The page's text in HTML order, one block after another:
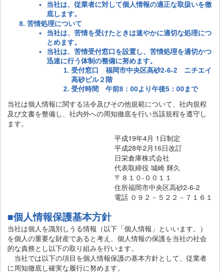
当社は、従業者に対して個人情報の適正な取扱いを徹
底します。
苦情処理について
当社は、苦情を受けたときは速やかに適切な処理につ
とめます。
当社は、苦情受付窓口を設置し、苦情処理を適切かつ
迅速に行う体制の整備に努めます。
受付窓口 福岡市中央区高砂2-6-2 ニチエイ
高砂ビル２階
受付時間 午前8：00より午後5：00まで
当社は個人情報に関する法令及びその他規範について、社内規程
及び文書を整備し、社内外への周知徹底を行い当該規程を遵守し
ます。
平成19年4月 1日制定
平成28年2月16日改訂
日栄倉庫株式会社
代表取締役 城崎 輝久
〒８１０-００１１
住所福岡市中央区高砂2-6-2
電話 ０９２－５２２－７１６１
■個人情報保護基本方針
当社は個人を識別しうる情報（以下「個人情報」といいます。）
を個人の重要な財産であると考え、個人情報の保護を当社の社会
的な責務とし以下の取り組みを行います。
当社では以下の項目を個人情報保護の基本方針として、従業者
に周知徹底し確実な履行に努めます。